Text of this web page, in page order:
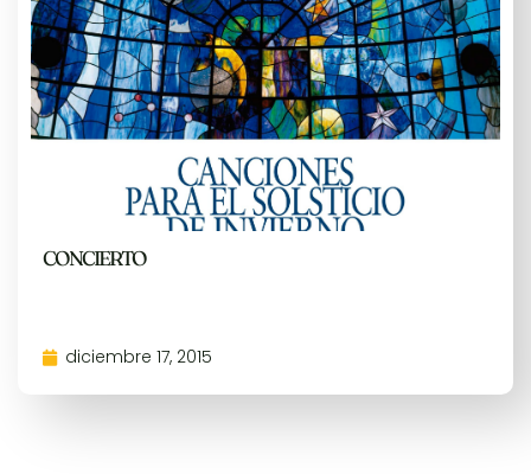
CONCIERTO
diciembre 17, 2015